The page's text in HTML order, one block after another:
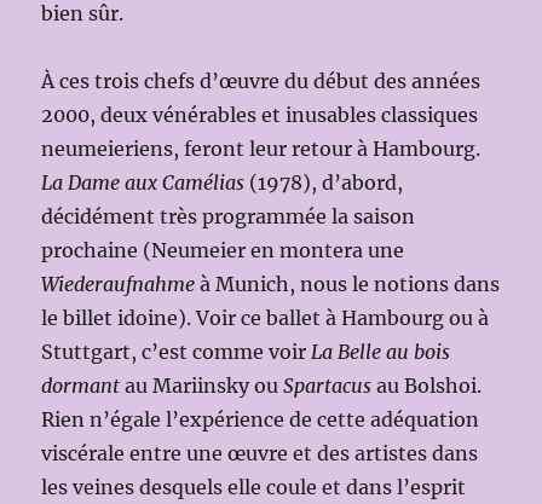
bien sûr.
À ces trois chefs d’œuvre du début des années
2000, deux vénérables et inusables classiques
neumeieriens, feront leur retour à Hambourg.
La Dame aux Camélias (1978), d’abord,
décidément très programmée la saison
prochaine (Neumeier en montera une
Wiederaufnahme à Munich, nous le notions dans
le billet idoine). Voir ce ballet à Hambourg ou à
Stuttgart, c’est comme voirLa Belle au bois
dormant au Mariinsky ouSpartacus au Bolshoi.
Rien n’égale l’expérience de cette adéquation
viscérale entre une œuvre et des artistes dans
les veines desquels elle coule et dans l’esprit